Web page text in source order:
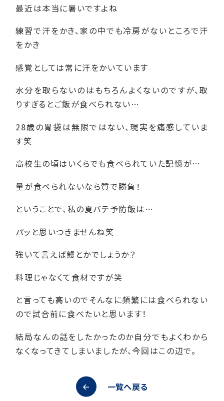
最近は本当に暑いですよね
練習で汗をかき、家の中でも冷房がないところで汗
をかき
感覚としては常に汗をかいています
水分を取らないのはもちろんよくないのですが、取
りすぎるとご飯が食べられない…
28歳の胃袋は無限ではない、現実を痛感していま
す笑
高校生の頃はいくらでも食べられていた記憶が…
量が食べられないなら質で勝負！
ということで、私の夏バテ予防飯は…
パッと思いつきませんね笑
強いて言えば鰻とかでしょうか？
料理じゃなくて食材ですが笑
と言っても高いのでそんなに頻繁には食べられない
ので試合前に食べたいと思います！
結局なんの話をしたかったのか自分でもよくわから
なくなってきてしまいましたが、今回はこの辺で。
一覧へ戻る